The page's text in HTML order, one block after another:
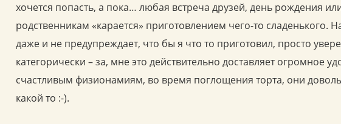
хочется попасть, а пока… любая встреча друзей, день рождения
родственникам «карается» приготовлением чего-то сладенького.
даже и не предупреждает, что бы я что то приготовил, просто
категорически – за, мне это действительно доставляет огромное
счастливым физионамиям, во время поглощения торта, они
какой то :-).